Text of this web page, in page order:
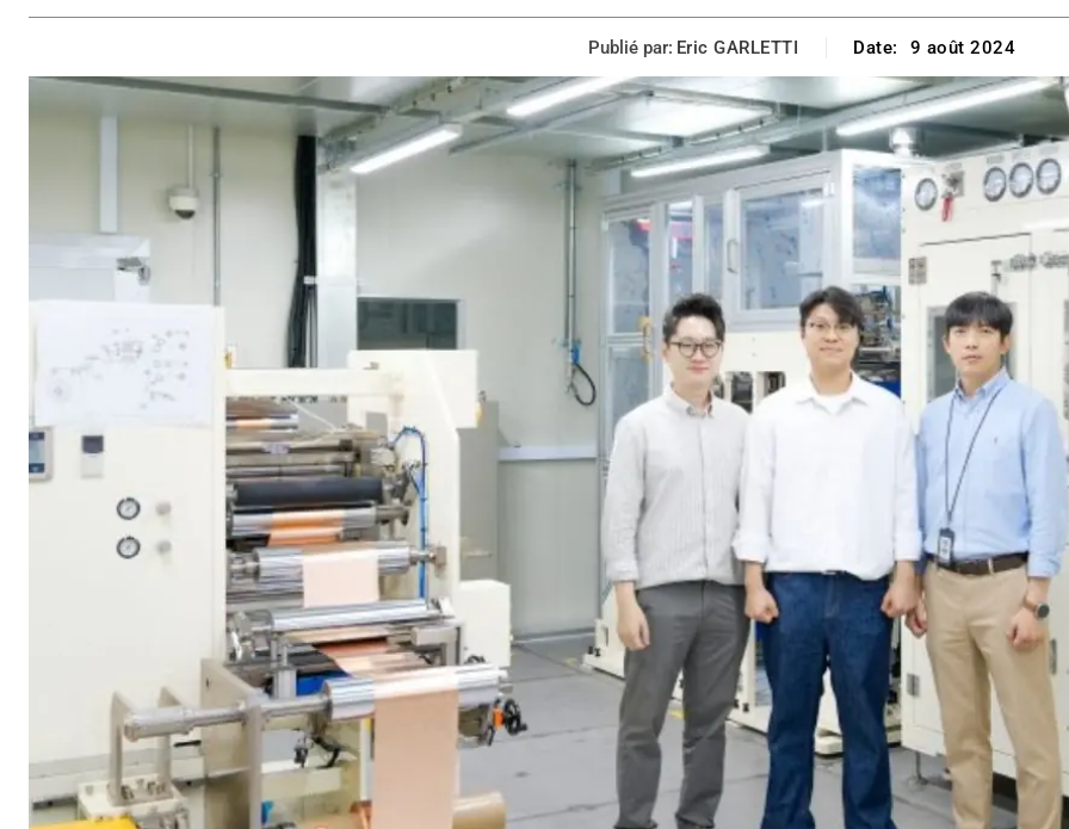
Publié par: Eric GARLETTI Date: 9 août 2024